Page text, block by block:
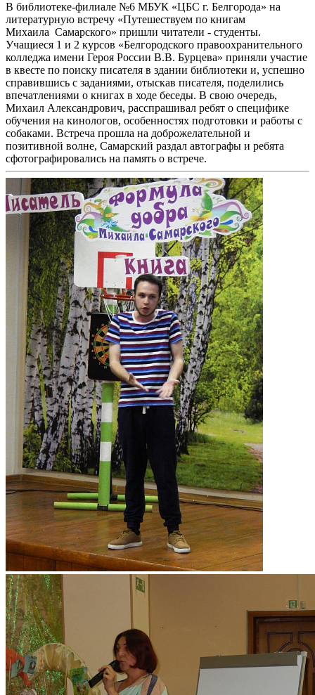
В библиотеке-филиале №6 МБУК «ЦБС г. Белгорода» на
литературную встречу «Путешествуем по книгам
Михаила Самарского» пришли читатели - студенты.
Учащиеся 1 и 2 курсов «Белгородского правоохранительного
колледжа имени Героя России В.В. Бурцева» приняли участие
в квесте по поиску писателя в здании библиотеки и, успешно
справившись с заданиями, отыскав писателя, поделились
впечатлениями о книгах в ходе беседы. В свою очередь,
Михаил Александрович, расспрашивал ребят о специфике
обучения на кинологов, особенностях подготовки и работы с
собаками. Встреча прошла на доброжелательной и
позитивной волне, Самарский раздал автографы и ребята
сфотографировались на память о встрече.